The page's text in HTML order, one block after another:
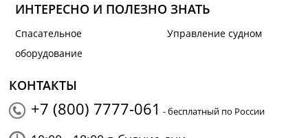
ИНТЕРЕСНО И ПОЛЕЗНО ЗНАТЬ
Спасательное
оборудование
Управление судном
КОНТАКТЫ
+7 (800) 7777-061 - бесплатный по России